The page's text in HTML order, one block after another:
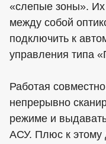
«слепые зоны». Их
между собой
подключить к
управления типа
Работая
непрерывно
режиме и
АСУ. Плюс к